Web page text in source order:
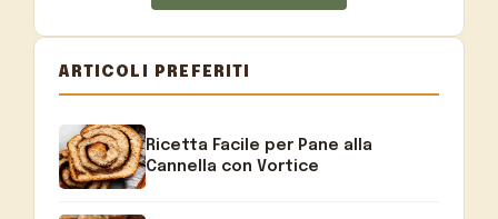
ARTICOLI PREFERITI
Ricetta Facile per Pane alla
Cannella con Vortice